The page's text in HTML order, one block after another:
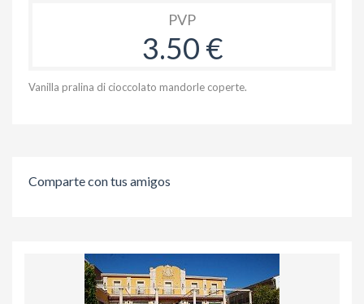
PVP
3.50 €
Vanilla pralina di cioccolato mandorle coperte.
Comparte con tus amigos